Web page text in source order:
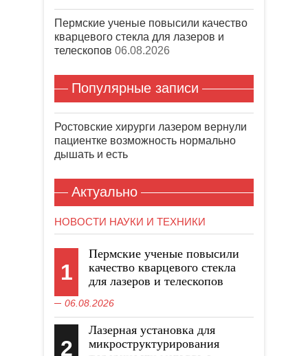
Пермские ученые повысили качество
кварцевого стекла для лазеров и
телескопов 06.08.2026
Популярные записи
Ростовские хирурги лазером вернули
пациентке возможность нормально
дышать и есть
Актуально
НОВОСТИ НАУКИ И ТЕХНИКИ
1
Пермские ученые повысили
качество кварцевого стекла
для лазеров и телескопов
06.08.2026
2
Лазерная установка для
микроструктурирования